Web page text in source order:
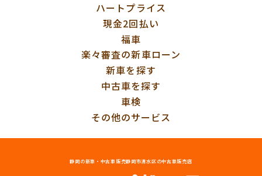
ハートプライス
現金2回払い
福車
楽々審査の新車ローン
新車を探す
中古車を探す
車検
その他のサービス
静岡の新車・中古車販売静岡市清水区の中古車販売店